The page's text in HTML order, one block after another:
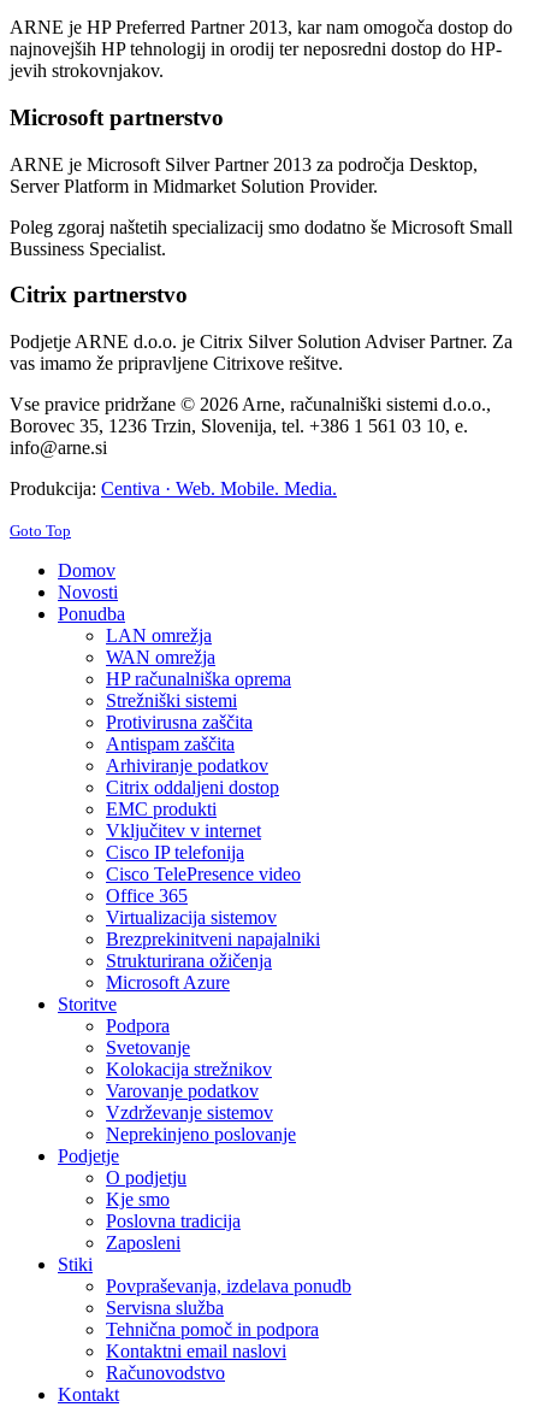
ARNE je HP Preferred Partner 2013, kar nam omogoča dostop do
najnovejših HP tehnologij in orodij ter neposredni dostop do HP-
jevih strokovnjakov.
Microsoft partnerstvo
ARNE je Microsoft Silver Partner 2013 za področja Desktop,
Server Platform in Midmarket Solution Provider.
Poleg zgoraj naštetih specializacij smo dodatno še Microsoft Small
Bussiness Specialist.
Citrix partnerstvo
Podjetje ARNE d.o.o. je Citrix Silver Solution Adviser Partner. Za
vas imamo že pripravljene Citrixove rešitve.
Vse pravice pridržane © 2026 Arne, računalniški sistemi d.o.o.,
Borovec 35, 1236 Trzin, Slovenija, tel. +386 1 561 03 10, e.
info@arne.si
Produkcija: Centiva · Web. Mobile. Media.
Goto Top
Domov
Novosti
Ponudba
LAN omrežja
WAN omrežja
HP računalniška oprema
Strežniški sistemi
Protivirusna zaščita
Antispam zaščita
Arhiviranje podatkov
Citrix oddaljeni dostop
EMC produkti
Vključitev v internet
Cisco IP telefonija
Cisco TelePresence video
Office 365
Virtualizacija sistemov
Brezprekinitveni napajalniki
Strukturirana ožičenja
Microsoft Azure
Storitve
Podpora
Svetovanje
Kolokacija strežnikov
Varovanje podatkov
Vzdrževanje sistemov
Neprekinjeno poslovanje
Podjetje
O podjetju
Kje smo
Poslovna tradicija
Zaposleni
Stiki
Povpraševanja, izdelava ponudb
Servisna služba
Tehnična pomoč in podpora
Kontaktni email naslovi
Računovodstvo
Kontakt